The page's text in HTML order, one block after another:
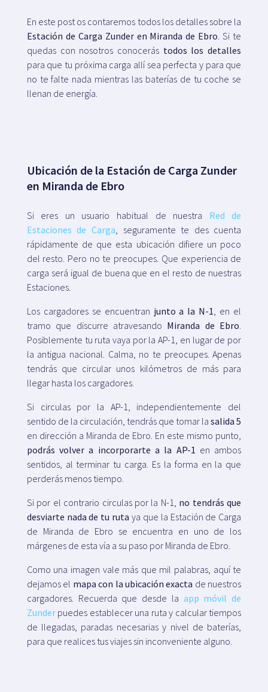
Atención al cliente
+34 979 300 500
En este post os contaremos todos los detalles sobre la
Estación de Carga Zunder en Miranda de Ebro. Si te
quedas con nosotros conocerás todos los detalles
para que tu próxima carga allí sea perfecta y para que
no te falte nada mientras las baterías de tu coche se
llenan de energía.
Ubicación de la Estación de Carga Zunder
en Miranda de Ebro
Si eres un usuario habitual de nuestra Red de
Estaciones de Carga, seguramente te des cuenta
rápidamente de que esta ubicación difiere un poco
del resto. Pero no te preocupes. Que experiencia de
carga será igual de buena que en el resto de nuestras
Estaciones.
Los cargadores se encuentran junto a la N-1, en el
tramo que discurre atravesando Miranda de Ebro.
Posiblemente tu ruta vaya por la AP-1, en lugar de por
la antigua nacional. Calma, no te preocupes. Apenas
tendrás que circular unos kilómetros de más para
llegar hasta los cargadores.
Si circulas por la AP-1, independientemente del
sentido de la circulación, tendrás que tomar lasalida 5
en dirección a Miranda de Ebro. En este mismo punto,
podrás volver a incorporarte a la AP-1 en ambos
sentidos, al terminar tu carga. Es la forma en la que
perderás menos tiempo.
Si por el contrario circulas por la N-1, no tendrás que
desviarte nada de tu ruta ya que la Estación de Carga
de Miranda de Ebro se encuentra en uno de los
márgenes de esta vía a su paso por Miranda de Ebro.
Como una imagen vale más que mil palabras, aquí te
dejamos el mapa con la ubicación exacta de nuestros
cargadores. Recuerda que desde la app móvil de
Zunderpuedes establecer una ruta y calcular tiempos
de llegadas, paradas necesarias y nivel de baterías,
para que realices tus viajes sin inconveniente alguno.